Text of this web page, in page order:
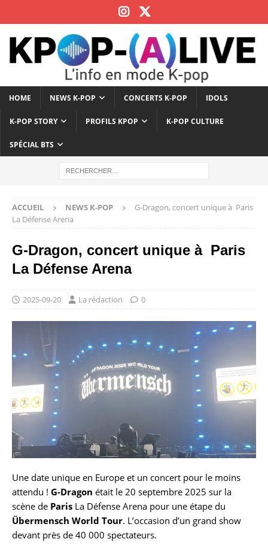
HOME NEWS K-POP CONCERTS K-POP IDOLS
K-POP STORY PROFILS KPOP K-POP CULTURE
SPÉCIAL BTS
ACCUEIL NEWS K-POP
G-Dragon, concert unique à Paris
La Défense Arena
G-Dragon, concert unique à Paris
La Défense Arena
2025-09-20 La rédaction 0
Une date unique en Europe et un concert pour le moins
attendu ! G-Dragon était le 20 septembre 2025 sur la
scène de Paris La Défense Arena pour une étape du
Übermensch World Tour. L’occasion d’un grand show
devant près de 40 000 spectateurs.